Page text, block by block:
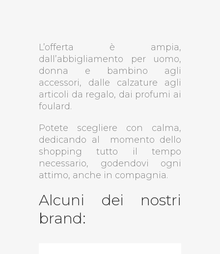
L’offerta è ampia,
dall’abbigliamento per uomo,
donna e bambino agli
accessori, dalle calzature agli
articoli da regalo, dai profumi ai
foulard.
Potete scegliere con calma,
dedicando al momento dello
shopping tutto il tempo
necessario, godendovi ogni
attimo, anche in compagnia.
Alcuni dei nostri
brand: